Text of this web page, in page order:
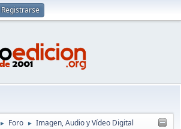
Registrarse
► Foro ► Imagen, Audio y Vídeo Digital